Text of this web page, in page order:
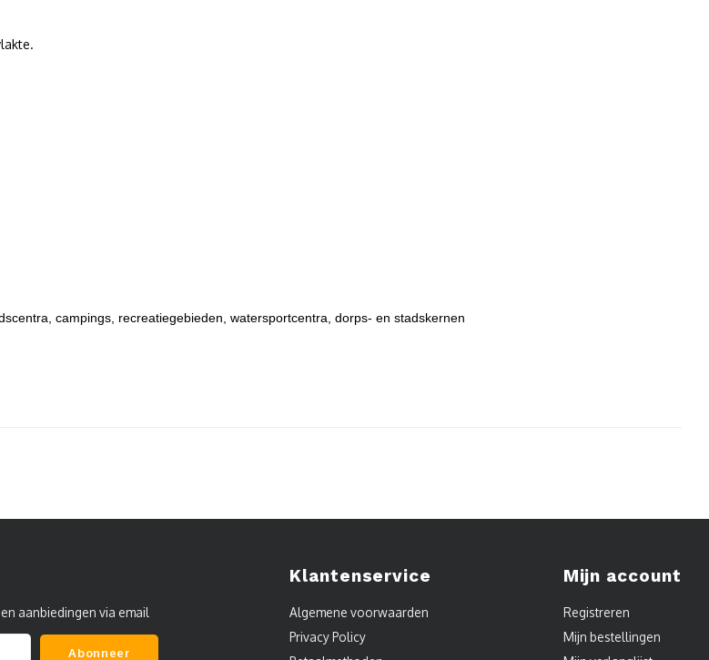
campings, recreatiegebieden, watersportcentra, dorps- en stadskernen
aanbiedingen via email
Abonneer
Klantenservice
Algemene voorwaarden
Privacy Policy
Mijn account
Registreren
Mijn bestellingen